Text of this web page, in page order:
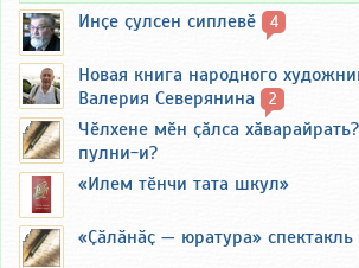
Инҫе ҫулсен сиплевӗ 4
Новая книга народного
Валерия Северянина
2
Чӗлхене мӗн ҫӑлса
пулни-и?
«Илем тӗнчи тата шкул»
«Ҫӑлӑнӑҫ — юратура» спектакль